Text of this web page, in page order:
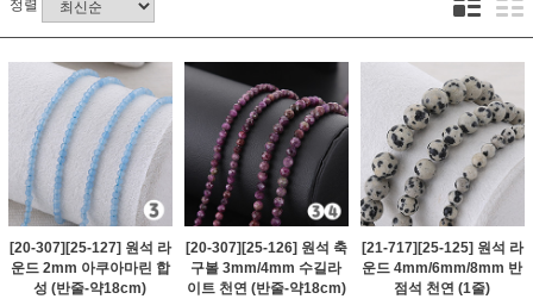
[20-307][25-127] 원석 라
운드 2mm 아쿠아마린 합
성 (반줄-약18cm)
[20-307][25-126] 원석 축
구볼 3mm/4mm 수길라
이트 천연 (반줄-약18cm)
[21-717][25-125] 원석 라
운드 4mm/6mm/8mm 반
점석 천연 (1줄)